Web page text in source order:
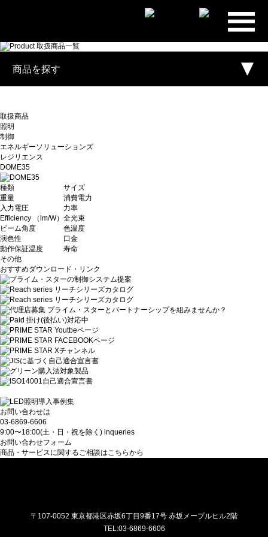
プライ
ム・スタ
社
商品を探す
取扱商品
照明
制御
エネルギーソリューションズ
レジリエンス
DOME35
種類
サイズ
重量
消費電力
入力電圧
力率
Efficiency （lm/W） 全光束
ビーム角度
色温度
演色性
口金
動作保証温度
寿命
その他
おすすめダウンロード・リンク
お問い合わせは
03-6869-6606
9:00〜18:00(土・日・祝を除く) inqueries
お問い合わせフォーム
商品・サービスに関するご相談はこちらから
〒107-0052 東京都港区赤坂6丁目9番17号 赤坂メープルヒル2階
TEL:03-6869-6606